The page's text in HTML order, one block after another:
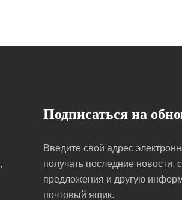
Подписаться на
Введите свой адрес
получать последние новости,
предложения и другую
почтовый ящик.